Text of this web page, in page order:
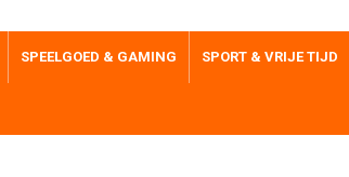
SPEELGOED & GAMING SPORT & VRIJE TIJD